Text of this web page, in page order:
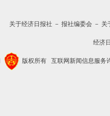
关于经济日报社 － 报社编委会 － 关
经济
版权所有 互联网新闻信息服务